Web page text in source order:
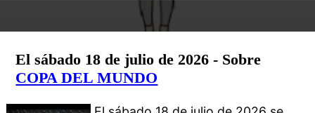
El sábado 18 de julio de 2026 - Sobre
COPA DEL MUNDO